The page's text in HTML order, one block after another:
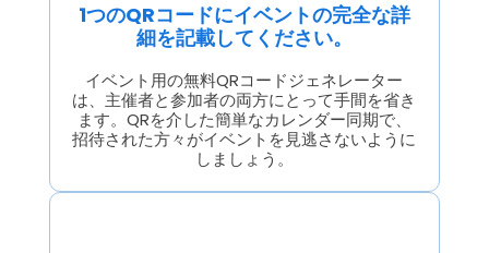
1つのQRコードにイベントの完全な詳
細を記載してください。
イベント用の無料QRコードジェネレーター
は、主催者と参加者の両方にとって手間を省き
ます。QRを介した簡単なカレンダー同期で、
招待された方々がイベントを見逃さないように
しましょう。